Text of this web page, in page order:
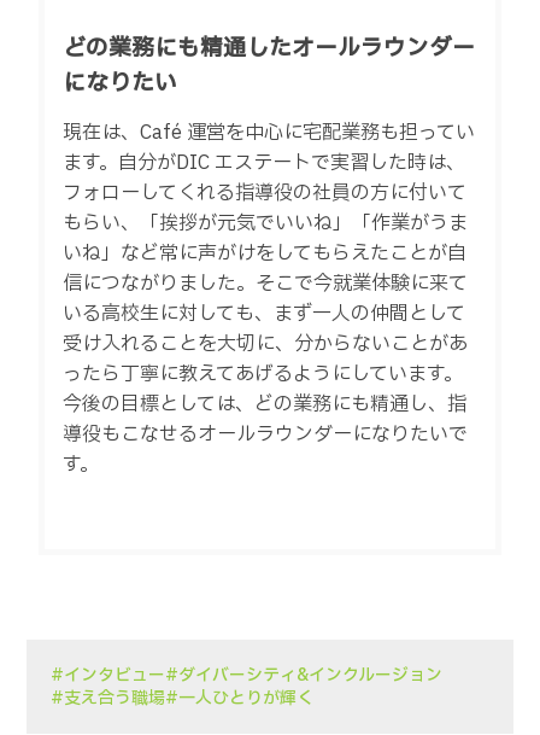
どの業務にも精通したオールラウンダー
になりたい
現在は、Café 運営を中心に宅配業務も担ってい
ます。自分がDIC エステートで実習した時は、
フォローしてくれる指導役の社員の方に付いて
もらい、「挨拶が元気でいいね」「作業がうま
いね」など常に声がけをしてもらえたことが自
信につながりました。そこで今就業体験に来て
いる高校生に対しても、まず一人の仲間として
受け入れることを大切に、分からないことがあ
ったら丁寧に教えてあげるようにしています。
今後の目標としては、どの業務にも精通し、指
導役もこなせるオールラウンダーになりたいで
す。
#インタビュー#ダイバーシティ&インクルージョン
#支え合う職場#一人ひとりが輝く